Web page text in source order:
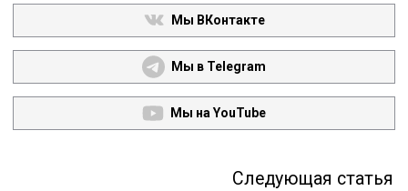
Мы ВКонтакте
Мы в Telegram
Мы на YouTube
Следующая статья